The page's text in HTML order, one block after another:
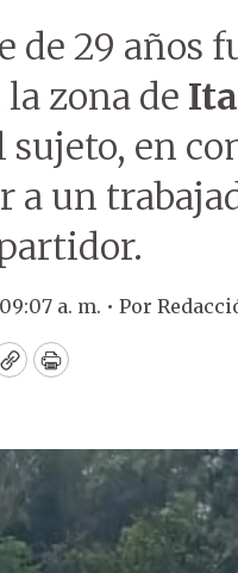
de 29 años
zona de
sujeto, en
a un
a. m. • Por
CopyPrint